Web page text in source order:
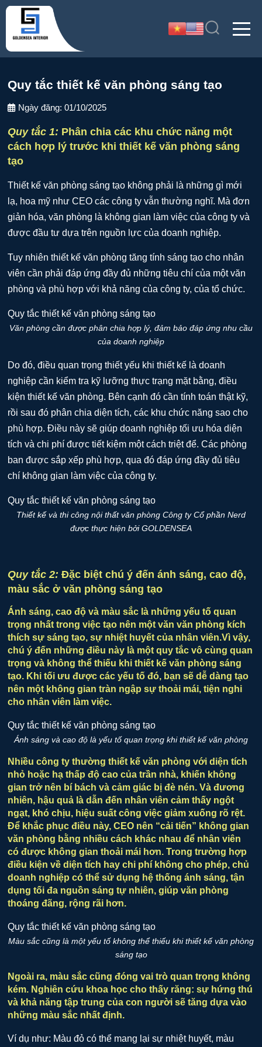
Quy tắc thiết kế văn phòng sáng tạo
Ngày đăng:01/10/2025
Quy tắc 1: Phân chia các khu chức năng một
cách hợp lý trước khi thiết kế văn phòng sáng
tạo
Thiết kế văn phòng sáng tạo không phải là những gì mới
lạ, hoa mỹ như CEO các công ty vẫn thường nghĩ. Mà đơn
giản hóa, văn phòng là không gian làm việc của công ty và
được đầu tư dựa trên nguồn lực của doanh nghiệp.
Tuy nhiên thiết kế văn phòng tăng tính sáng tạo cho nhân
viên cần phải đáp ứng đầy đủ những tiêu chí của một văn
phòng và phù hợp với khả năng của công ty, của tổ chức.
Văn phòng cần được phân chia hợp lý, đảm bảo đáp ứng nhu cầu
của doanh nghiệp
Do đó, điều quan trọng thiết yếu khi thiết kế là doanh
nghiệp cần kiểm tra kỹ lưỡng thực trạng mặt bằng, điều
kiện thiết kế văn phòng. Bên cạnh đó cần tính toán thật kỹ,
rồi sau đó phân chia diện tích, các khu chức năng sao cho
phù hợp. Điều này sẽ giúp doanh nghiệp tối ưu hóa diện
tích và chi phí được tiết kiệm một cách triệt để. Các phòng
ban được sắp xếp phù hợp, qua đó đáp ứng đầy đủ tiêu
chí không gian làm việc của công ty.
Thiết kế và thi công nội thất văn phòng Công ty Cổ phần Nerd
được thực hiện bởi GOLDENSEA
Quy tắc 2: Đặc biệt chú ý đến ánh sáng, cao độ,
màu sắc ở văn phòng sáng tạo
Ánh sáng, cao độ và màu sắc là những yếu tố quan
trọng nhất trong việc tạo nên một văn văn phòng kích
thích sự sáng tạo, sự nhiệt huyết của nhân viên.Vì vậy,
chú ý đến những điều này là một quy tắc vô cùng quan
trọng và không thể thiếu khi thiết kế văn phòng sáng
tạo. Khi tối ưu được các yếu tố đó, bạn sẽ dễ dàng tạo
nên một không gian tràn ngập sự thoải mái, tiện nghi
cho nhân viên làm việc.
Ánh sáng và cao độ là yếu tố quan trọng khi thiết kế văn phòng
Nhiều công ty thường thiết kế văn phòng với diện tích
nhỏ hoặc hạ thấp độ cao của trần nhà, khiến không
gian trở nên bí bách và cảm giác bị đè nén. Và đương
nhiên, hậu quả là dẫn đến nhân viên cảm thấy ngột
ngạt, khó chịu, hiệu suất công việc giảm xuống rõ rệt.
Để khắc phục điều này, CEO nên “cải tiến” không gian
văn phòng bằng nhiều cách khác nhau để nhân viên
có được không gian thoải mái hơn. Trong trường hợp
điều kiện về diện tích hay chi phí không cho phép, chủ
doanh nghiệp có thể sử dụng hệ thống ánh sáng, tận
dụng tối đa nguồn sáng tự nhiên, giúp văn phòng
thoáng đãng, rộng rãi hơn.
Màu sắc cũng là một yếu tố không thể thiếu khi thiết kế văn phòng
sáng tạo
Ngoài ra, màu sắc cũng đóng vai trò quan trọng không
kém. Nghiên cứu khoa học cho thấy răng: sự hứng thú
và khả năng tập trung của con người sẽ tăng dựa vào
những màu sắc nhất định.
Ví dụ như: Màu đỏ có thể mang lại sự nhiệt huyết, màu